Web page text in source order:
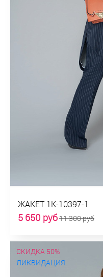
ЖАКЕТ 1К-10397-1
5 650 руб11 300 руб
СКИДКА 50%
ЛИКВИДАЦИЯ